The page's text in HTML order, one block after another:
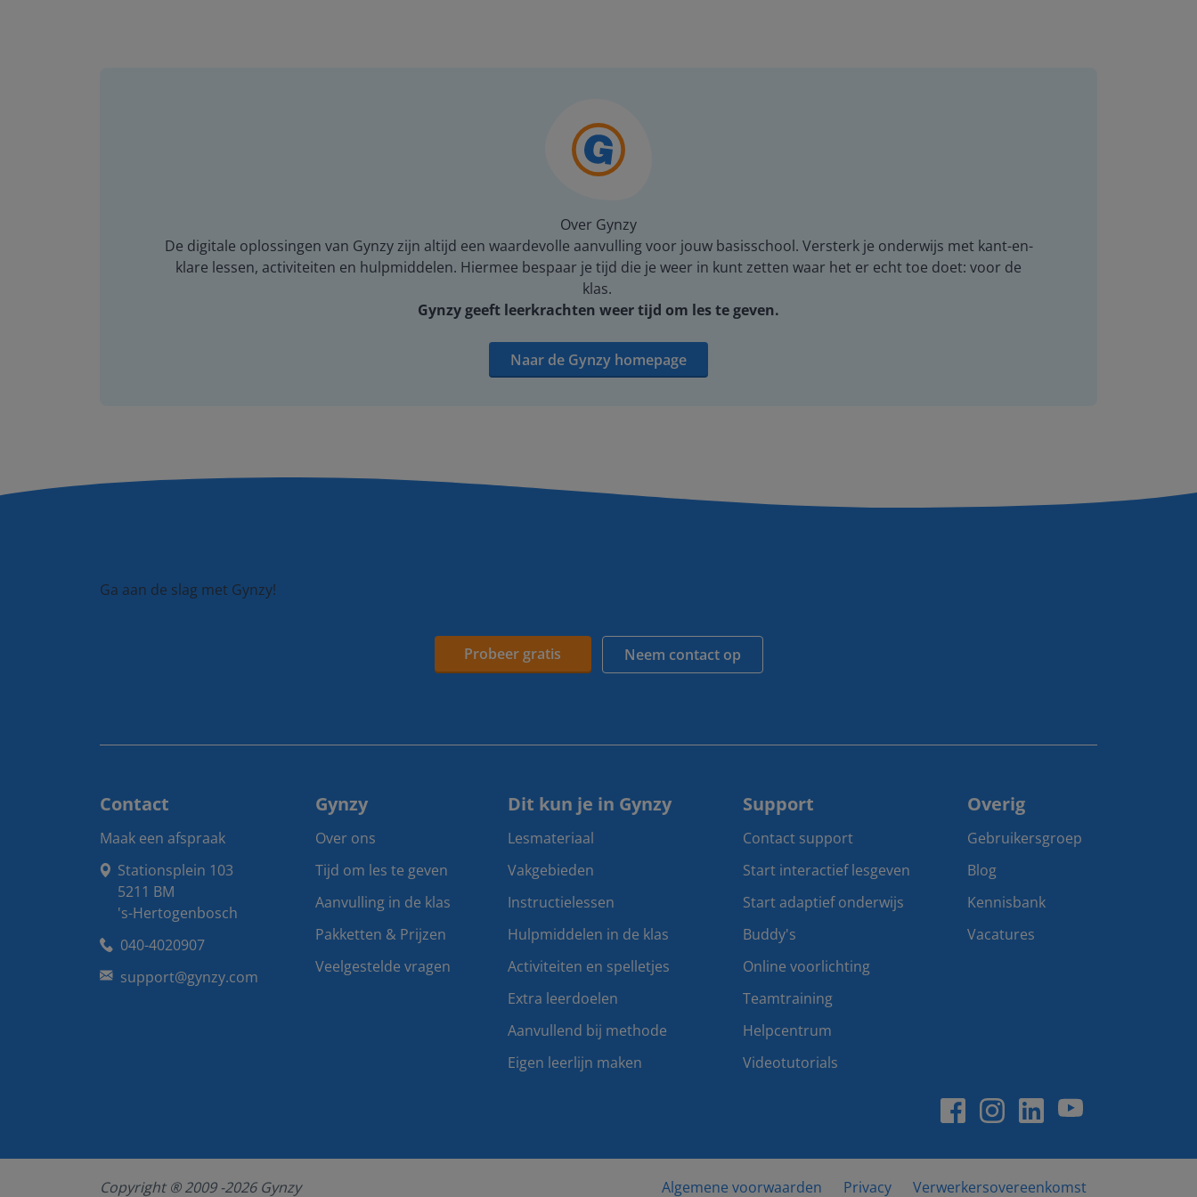
Over Gynzy
De digitale oplossingen van Gynzy zijn altijd een waardevolle aanvulling voor jouw basisschool. Versterk je onderwijs met kant-en-
klare lessen, activiteiten en hulpmiddelen. Hiermee bespaar je tijd die je weer in kunt zetten waar het er echt toe doet: voor de
klas.
Gynzy geeft leerkrachten weer tijd om les te geven.
Naar de Gynzy homepage
Ga aan de slag met Gynzy!
Probeer gratis Neem contact op
Contact
Maak een afspraak
Stationsplein 103
5211 BM
's-Hertogenbosch
040-4020907
support@gynzy.com
Gynzy
Over ons
Tijd om les te geven
Aanvulling in de klas
Pakketten & Prijzen
Veelgestelde vragen
Dit kun je in Gynzy
Lesmateriaal
Vakgebieden
Instructielessen
Hulpmiddelen in de klas
Activiteiten en spelletjes
Extra leerdoelen
Aanvullend bij methode
Eigen leerlijn maken
Support
Contact support
Start interactief lesgeven
Start adaptief onderwijs
Buddy's
Online voorlichting
Teamtraining
Helpcentrum
Videotutorials
Overig
Gebruikersgroep
Blog
Kennisbank
Vacatures
Algemene voorwaarden Privacy Verwerkersovereenkomst
Copyright ® 2009 -2026Gynzy